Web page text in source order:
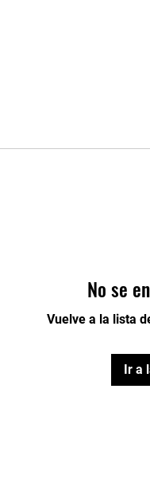
No se
Vuelve a la lista
Ir a